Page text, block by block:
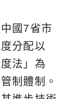
國7省市
分配以
法」為
制體制。